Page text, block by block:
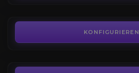
KONFIGURIEREN